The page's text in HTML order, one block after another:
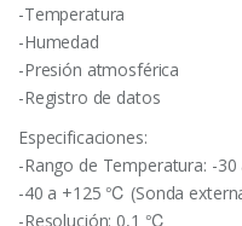
-Temperatura
-Humedad
-Presión atmosférica
-Registro de datos
Especificaciones:
-Rango de Temperatura: -
-40 a +125 ℃ (Sonda
-Resolución: 0,1 ℃